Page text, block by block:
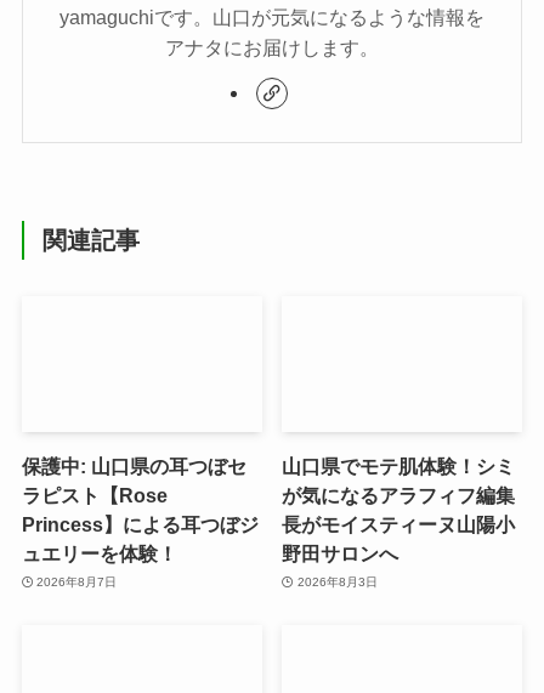
yamaguchiです。山口が元気になるような情報を
アナタにお届けします。
関連記事
保護中: 山口県の耳つぼセ
ラピスト【Rose
Princess】による耳つぼジ
ュエリーを体験！
2026年8月7日
山口県でモテ肌体験！シミ
が気になるアラフィフ編集
長がモイスティーヌ山陽小
野田サロンへ
2026年8月3日